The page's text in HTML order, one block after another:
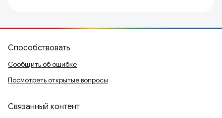
Способствовать
Сообщить об ошибке
Посмотреть открытые вопросы
Связанный контент